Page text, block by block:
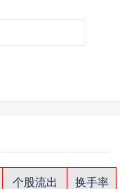
个股流出
换手率